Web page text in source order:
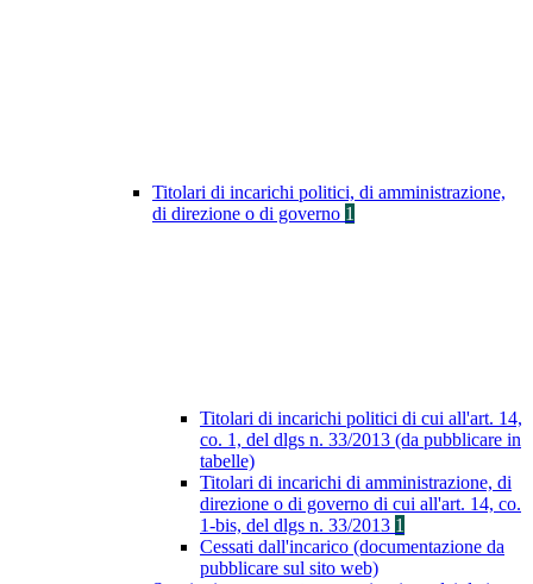
Titolari di incarichi politici, di amministrazione,
di direzione o di governo 1
Titolari di incarichi politici di cui all'art. 14,
co. 1, del dlgs n. 33/2013 (da pubblicare in
tabelle)
Titolari di incarichi di amministrazione, di
direzione o di governo di cui all'art. 14, co.
1-bis, del dlgs n. 33/2013 1
Cessati dall'incarico (documentazione da
pubblicare sul sito web)